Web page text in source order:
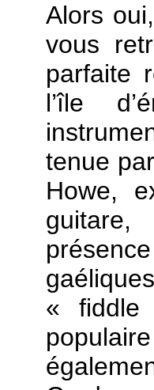
Alors
vous
parfaite
l’île
tenue
Howe,
«